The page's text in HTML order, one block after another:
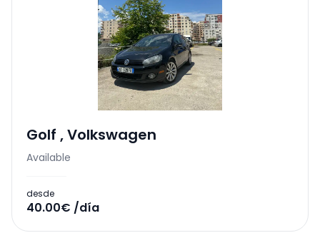
Golf ,Volkswagen
Available
desde
40.00€ /día